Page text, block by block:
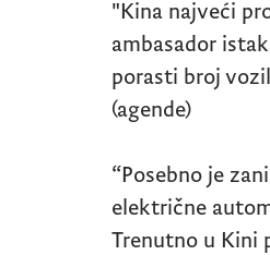
"Kina najveći
ambasador
porasti broj
(agende)
“Posebno je
električne
Trenutno u Kini